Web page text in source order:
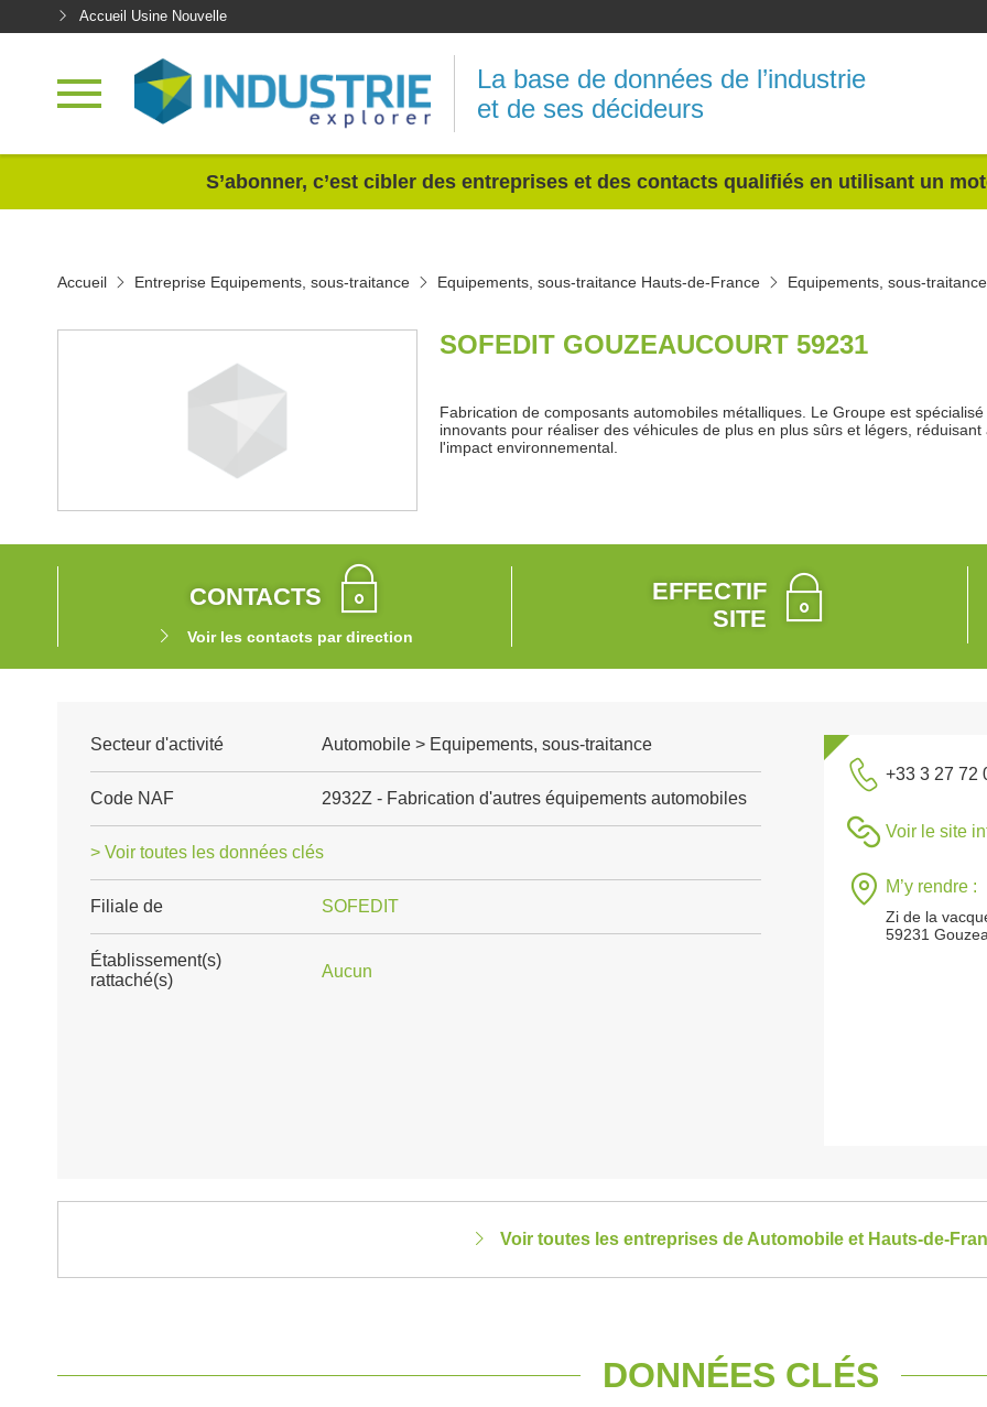
Accueil Usine Nouvelle
La base de données de l’industrie
et de ses décideurs
S’abonner, c’est cibler des entreprises et des contacts qualifiés en utilisant un
Accueil Entreprise Equipements, sous-traitance Equipements, sous-traitance Hauts-de-France Equipements, sous-
SOFEDIT GOUZEAUCOURT 59231
Fabrication de composants automobiles métalliques. Le Groupe est
innovants pour réaliser des véhicules de plus en plus sûrs et légers,
l'impact environnemental.
CONTACTS
Voir les contacts par direction
EFFECTIF
SITE
Secteur d'activité Automobile > Equipements, sous-traitance
Code NAF 2932Z - Fabrication d'autres équipements automobiles
> Voir toutes les données clés
Filiale de SOFEDIT
Établissement(s)
rattaché(s)
Aucun
+33 3 27 72
Voir le site
M’y rendre :
Zi de la
59231
Voir toutes les entreprises de Automobile et Hauts-de-
DONNÉES CLÉS